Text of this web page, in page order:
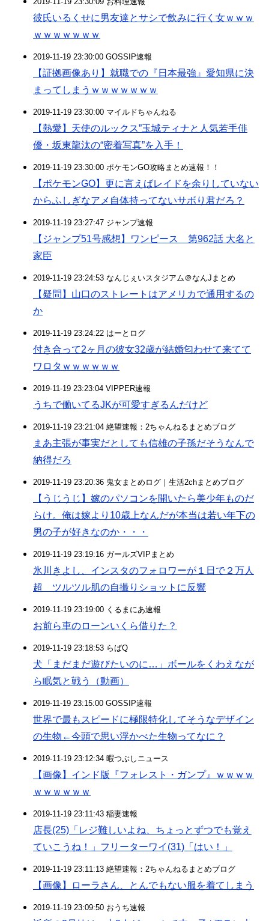
彼氏いるくせに男友達とサシで飲みに行く女ｗｗｗ
ｗｗｗｗｗｗｗ
2019-11-19 23:30:00 GOSSIP速報
【証拠画像あり】就職での『日本最強』愛知県に決
まってしまうｗｗｗｗｗｗｗ
2019-11-19 23:30:00 マイルドちゃんねる
【熱愛】天使のルックス”玉城ティナと人気若手俳
優・坂東龍汰の“密着写真”を入手！
2019-11-19 23:30:00 ポケモンGO攻略まとめ速報！！
【ポケモンGO】更に言えばレイドを余りしていない
からふしぎなアメ自体持ってないサボり君だろ？
2019-11-19 23:27:47 ジャンプ速報
【ジャンプ51号感想】ワンピース 第962話 大名と
家臣
2019-11-19 23:24:53 なんじぇいスタジアム＠なんJまとめ
【疑問】山口のストレートはアメリカで通用するの
か
2019-11-19 23:24:22 はーとログ
付き合って2ヶ月の彼女32歳が結婚匂わせて来てて
ワロタｗｗｗｗｗｗ
2019-11-19 23:23:04 VIPPER速報
うちで働いてるJKが可愛すぎるんだけど
2019-11-19 23:21:04 絶望速報：2ちゃんねるまとめブログ
まあ主張が事実だとしても信雄の子孫だそうなんで
納得だろ
2019-11-19 23:20:36 鬼女まとめログ｜生活2chまとめブログ
【うじうじ】嫁のパソコンを開いたら美少年ものだ
らけ。俺は嫁より10歳上なんだが本当は若い年下の
男の子が好きなのか・・・
2019-11-19 23:19:16 ガールズVIPまとめ
氷川きよし、インスタのフォロワーが１日で２万人
超 ツルツル肌の自撮りショットに反響
2019-11-19 23:19:00 くるまにあ速報
お前ら車のローンいくら借りた？
2019-11-19 23:18:53 らばQ
犬「まだまだ遊びたいのに…」ボールをくわえなが
ら眠気と戦う（動画）
2019-11-19 23:15:00 GOSSIP速報
世界で最もスピードに極限特化してそうなデザイン
の生物←今頭で思い浮かべた生物ってなに？
2019-11-19 23:12:34 暇つぶしニュース
【画像】インド版『フォレスト・ガンプ』ｗｗｗｗ
ｗｗｗｗｗｗ
2019-11-19 23:11:43 稲妻速報
店長(25)「レジ難しいよね、ちょっとずつでも覚え
ていこうね！」フリーターワイ(31)「はい！」
2019-11-19 23:11:13 絶望速報：2ちゃんねるまとめブログ
【画像】ローラさん、とんでもない服を着てしまう
2019-11-19 23:09:50 おうち速報